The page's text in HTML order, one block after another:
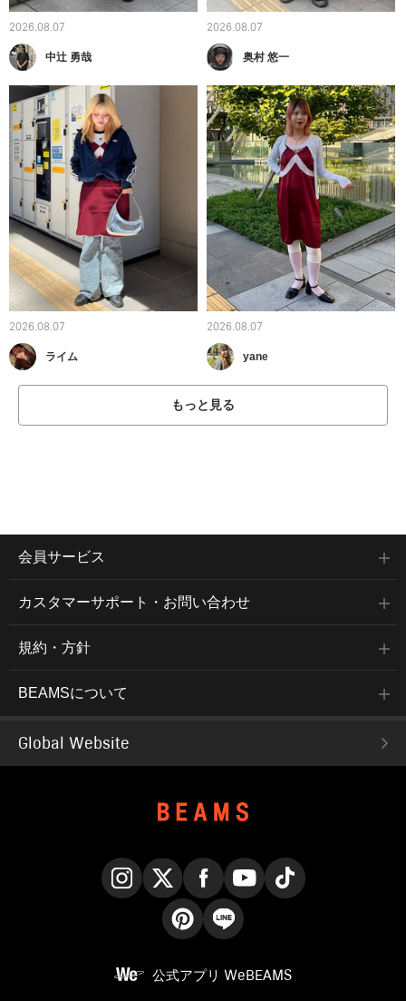
2026.08.07
中辻 勇哉
2026.08.07
奥村 悠一
2026.08.07
ライム
2026.08.07
yane
もっと見る
会員サービス
カスタマーサポート・お問い合わせ
規約・方針
BEAMSについて
Global Website
公式アプリ WeBEAMS